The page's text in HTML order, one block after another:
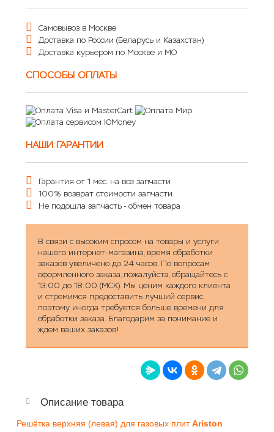
Самовывоз в Москве
Доставка по России (Беларусь и Казахстан)
Доставка курьером по Москве и МО
СПОСОБЫ ОПЛАТЫ
НАШИ ГАРАНТИИ
Гарантия от 1 мес. на все запчасти
100% возврат стоимости запчасти
Не подошла запчасть - обмен товара
В связи с высоким спросом на товары и услуги
нашего интернет-магазина, время обработки
заказов увеличено до 24 часов. По вопросам
оформленного заказа, пожалуйста, обращайтесь с
13:00 до 18:00 (МСК). Мы ценим каждого клиента
и стремимся предоставить лучший сервис,
поэтому иногда требуется больше времени для
обработки заказа. Благодарим за понимание и
ждем ваших заказов!
Описание товара
Решётка верхняя (левая) для газовых плитAriston